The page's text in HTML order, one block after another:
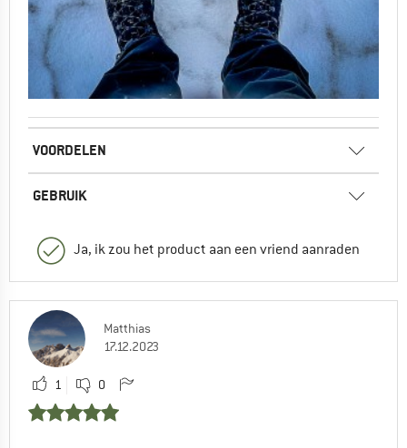
VOORDELEN
GEBRUIK
Ja, ik zou het product aan een vriend aanraden
Matthias
17.12.2023
1 0